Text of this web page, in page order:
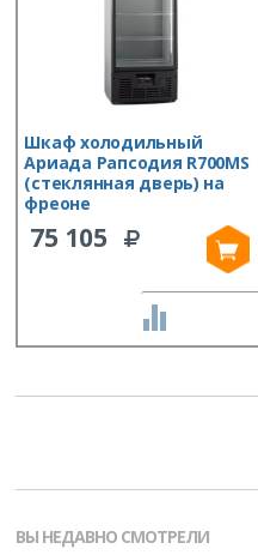
Шкаф холодильный
Ариада Рапсодия R700MS
(стеклянная дверь) на
фреоне
75 105
ВЫ НЕДАВНО СМОТРЕЛИ